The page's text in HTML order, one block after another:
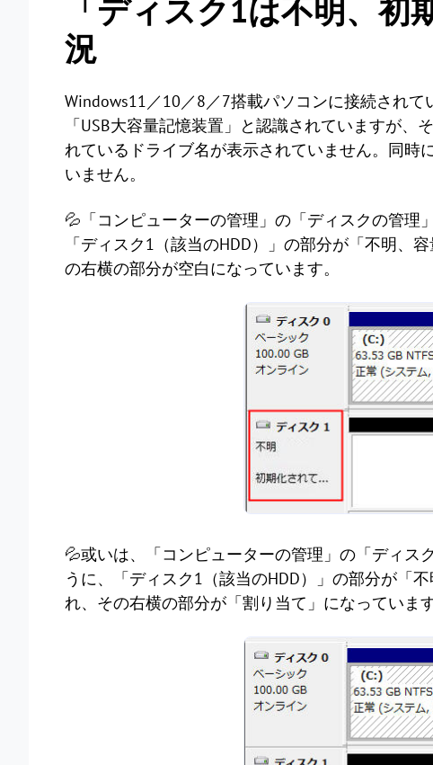
「ディスク1は不明、
況
Windows11／10／8／7搭載パソコンに接続され
「USB大容量記憶装置」と認識されていますが
れているドライブ名が表示されていません。同時
いません。
💦「コンピューターの管理」の「ディスクの管理
「ディスク1（該当のHDD）」の部分が「不明、
の右横の部分が空白になっています。
💦或いは、「コンピューターの管理」の「ディス
うに、「ディスク1（該当のHDD）」の部分が「
れ、その右横の部分が「割り当て」になっています